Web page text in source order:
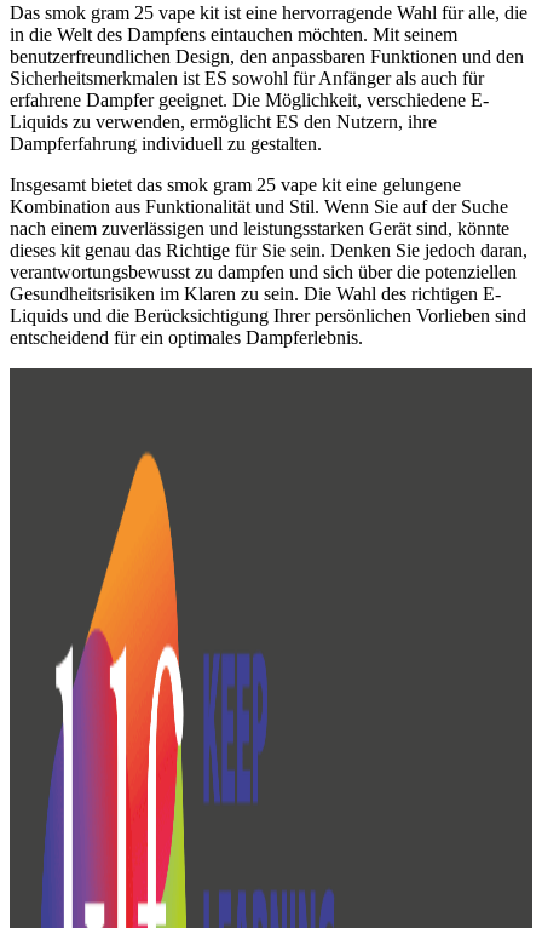
Das smok gram 25 vape kit ist eine hervorragende Wahl für alle, die
in die Welt des Dampfens eintauchen möchten. Mit seinem
benutzerfreundlichen Design, den anpassbaren Funktionen und den
Sicherheitsmerkmalen ist ES sowohl für Anfänger als auch für
erfahrene Dampfer geeignet. Die Möglichkeit, verschiedene E-
Liquids zu verwenden, ermöglicht ES den Nutzern, ihre
Dampferfahrung individuell zu gestalten.
Insgesamt bietet das smok gram 25 vape kit eine gelungene
Kombination aus Funktionalität und Stil. Wenn Sie auf der Suche
nach einem zuverlässigen und leistungsstarken Gerät sind, könnte
dieses kit genau das Richtige für Sie sein. Denken Sie jedoch daran,
verantwortungsbewusst zu dampfen und sich über die potenziellen
Gesundheitsrisiken im Klaren zu sein. Die Wahl des richtigen E-
Liquids und die Berücksichtigung Ihrer persönlichen Vorlieben sind
entscheidend für ein optimales Dampferlebnis.